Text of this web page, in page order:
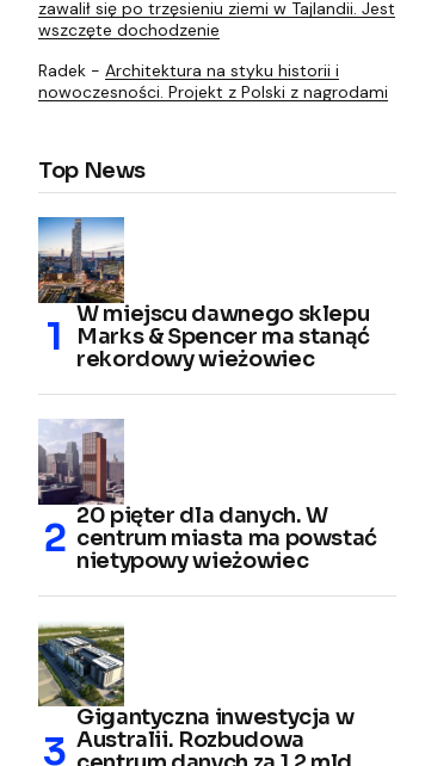
zawalił się po trzęsieniu ziemi w Tajlandii. Jest
wszczęte dochodzenie
Radek - Architektura na styku historii i
nowoczesności. Projekt z Polski z nagrodami
Top News
W miejscu dawnego sklepu
Marks & Spencer ma stanąć
rekordowy wieżowiec
20 pięter dla danych. W
centrum miasta ma powstać
nietypowy wieżowiec
Gigantyczna inwestycja w
Australii. Rozbudowa